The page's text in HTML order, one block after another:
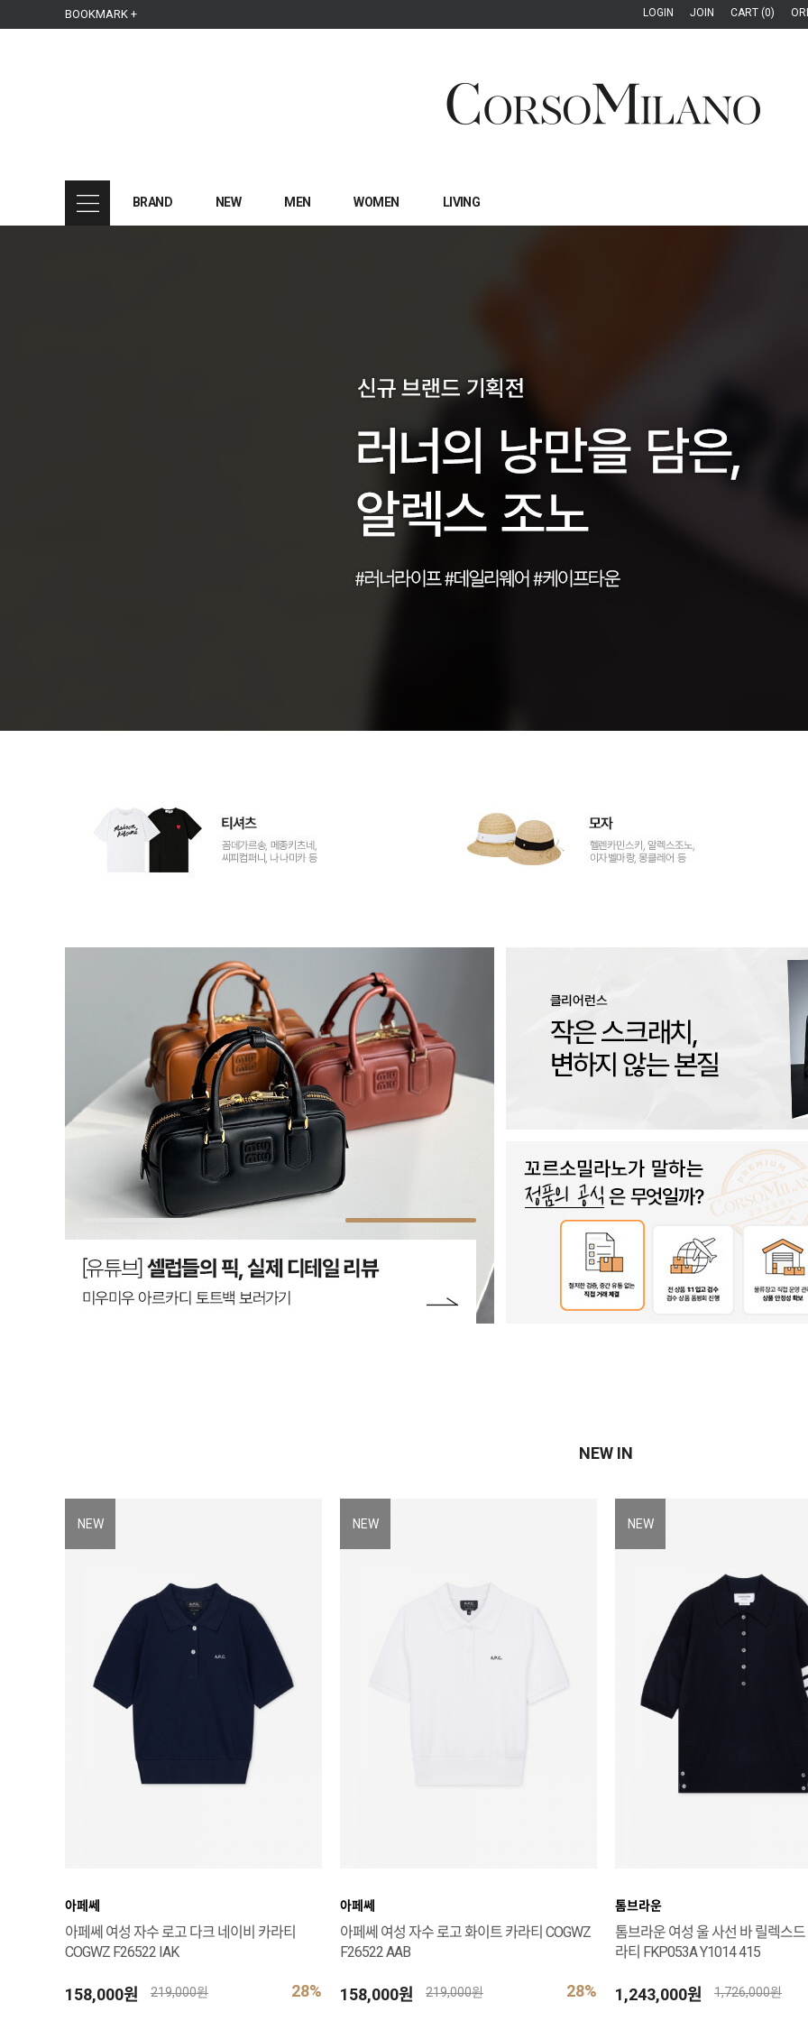
본문 바로가기
주메뉴 바로가기
사이드메뉴 바로가기
BOOKMARK + LOGIN JOIN CART (0)
BRAND NEW MEN WOMEN LIVING
NEW IN
NEW
아페쎄
아페쎄 여성 자수 로고 다크 네이비 카라티
COGWZ F26522 IAK
158,000원 28%
219,000원
NEW
아페쎄
아페쎄 여성 자수 로고 화이트 카라티 COGWZ
F26522 AAB
158,000원 28%
219,000원
NEW
톰브라운
톰브라운 여성 울 사선 바 릴렉스
라티 FKP053A Y1014 415
1,243,000원 1,726,000원